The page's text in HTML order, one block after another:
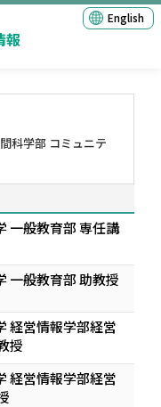
報
English
科学部 コミュニテ
一般教育部 専任講
一般教育部 助教授
経営情報学部経営
授
経営情報学部経営